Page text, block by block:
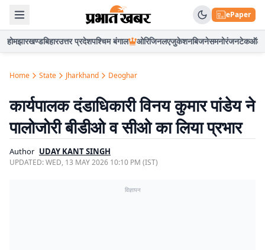
ePaper
होमझारखण्डबिहारउत्तर प्रदेशपश्चिम बंगाल ओरिजिनलएजुकेशनबिजनेसमनोरंजनटेकऑटो
Home State Jharkhand Deoghar
कार्यपालक दंडाधिकारी विनय कुमार पांडेय ने
पालोजोरी बीडीओ व सीओ का लिया प्रभार
Author UDAY KANT SINGH
UPDATED:WED, 13 MAY 2026 10:10 PM (IST)
विज्ञापन